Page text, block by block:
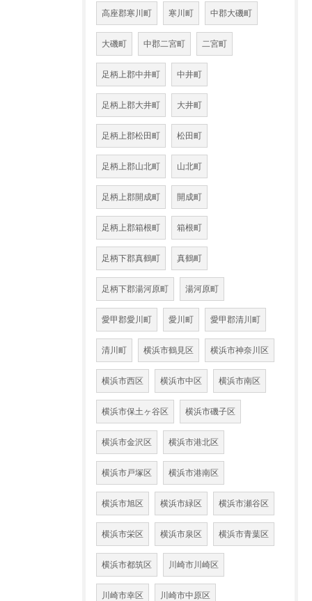
高座郡寒川町 寒川町 中郡大磯町
大磯町 中郡二宮町 二宮町
足柄上郡中井町 中井町
足柄上郡大井町 大井町
足柄上郡松田町 松田町
足柄上郡山北町 山北町
足柄上郡開成町 開成町
足柄上郡箱根町 箱根町
足柄下郡真鶴町 真鶴町
足柄下郡湯河原町 湯河原町
愛甲郡愛川町 愛川町 愛甲郡清川町
清川町 横浜市鶴見区 横浜市神奈川区
横浜市西区 横浜市中区 横浜市南区
横浜市保土ヶ谷区 横浜市磯子区
横浜市金沢区 横浜市港北区
横浜市戸塚区 横浜市港南区
横浜市旭区 横浜市緑区 横浜市瀬谷区
横浜市栄区 横浜市泉区 横浜市青葉区
横浜市都筑区 川崎市川崎区
川崎市幸区 川崎市中原区